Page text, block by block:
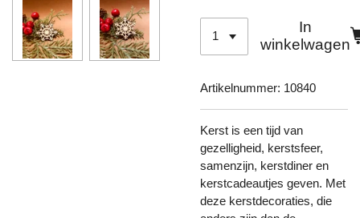
In
winkelwagen
Artikelnummer: 10840
Kerst is een tijd van
gezelligheid, kerstsfeer,
samenzijn, kerstdiner en
kerstcadeautjes geven. Met
deze kerstdecoraties, die